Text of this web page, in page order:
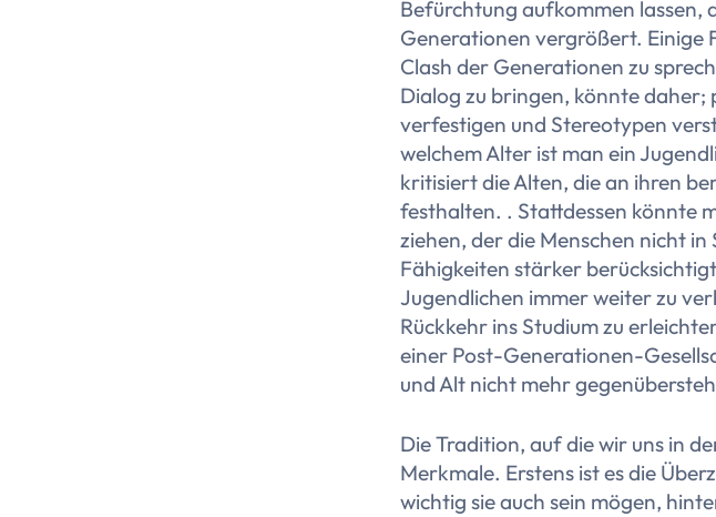
Befürchtung aufkommen lassen,
Generationen vergrößert. Einige
Clash der Generationen zu
Dialog zu bringen, könnte
verfestigen und Stereotypen
welchem Alter ist man ein
kritisiert die Alten, die an ihren
festhalten. . Stattdessen könnte
ziehen, der die Menschen nicht
Fähigkeiten stärker
Jugendlichen immer weiter zu
Rückkehr ins Studium zu
einer Post-Generationen-
und Alt nicht mehr
Die Tradition, auf die wir uns in
Merkmale. Erstens ist es die
wichtig sie auch sein mögen,